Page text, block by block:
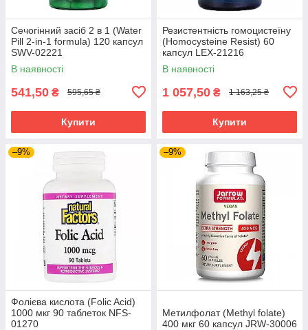
Сечогінний засіб 2 в 1 (Water
Pill 2-in-1 formula) 120 капсул
SWV-02221
В наявності
541,50 ₴ 595,65 ₴
Купити
Резистентність гомоцистеїну
(Homocysteine Resist) 60
капсул LEX-21216
В наявності
1 057,50 ₴ 1 163,25 ₴
Купити
–9%
Фолієва кислота (Folic Acid)
1000 мкг 90 таблеток NFS-
01270
–9%
Метилфолат (Methyl folate)
400 мкг 60 капсул JRW-30006